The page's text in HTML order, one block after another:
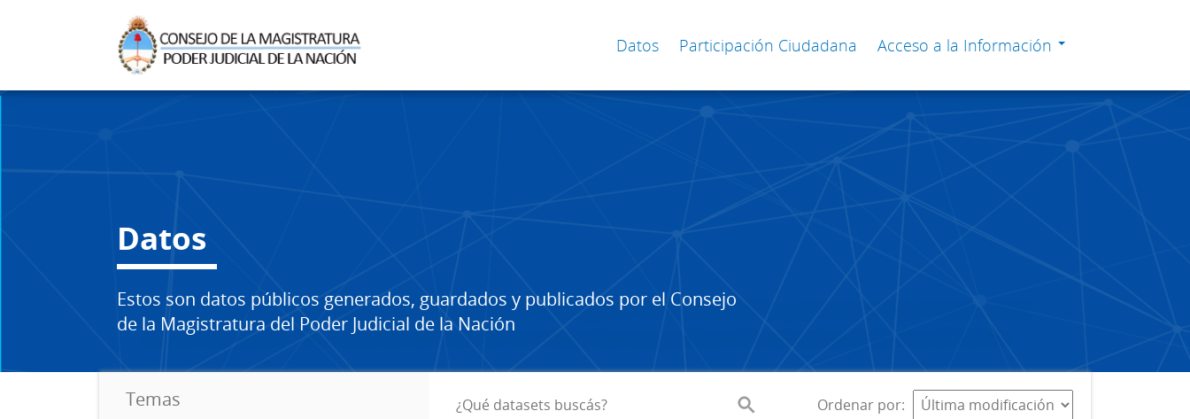
Datos Participación Ciudadana Acceso a la Información
Datos
Estos son datos públicos generados, guardados y publicados por el Consejo
de la Magistratura del Poder Judicial de la Nación
Temas Ordenar por